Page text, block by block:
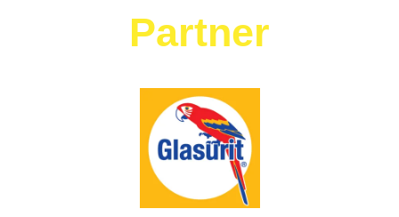
Partner